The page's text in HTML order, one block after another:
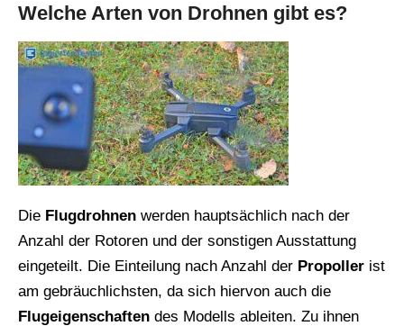
Welche Arten von Drohnen gibt es?
Die Flugdrohnen werden hauptsächlich nach der
Anzahl der Rotoren und der sonstigen Ausstattung
eingeteilt. Die Einteilung nach Anzahl der Propoller ist
am gebräuchlichsten, da sich hiervon auch die
Flugeigenschaften des Modells ableiten. Zu ihnen